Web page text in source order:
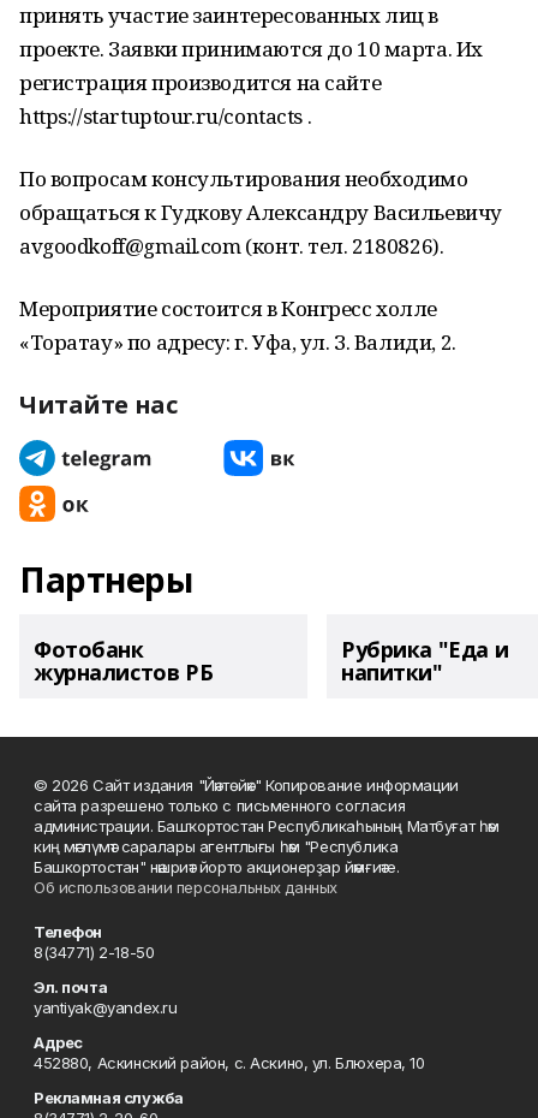
принять участие заинтересованных лиц в
проекте. Заявки принимаются до 10 марта. Их
регистрация производится на сайте
https://startuptour.ru/contacts .
По вопросам консультирования необходимо
обращаться к Гудкову Александру Васильевичу
avgoodkoff@gmail.com (конт. тел. 2180826).
Мероприятие состоится в Конгресс холле
«Торатау» по адресу: г. Уфа, ул. З. Валиди, 2.
Читайте нас
Партнеры
Фотобанк
журналистов РБ
Рубрика "Еда и
напитки"
© 2026 Сайт издания "Йәнтөйәк" Копирование информации
сайта разрешено только с письменного согласия
администрации. Башҡортостан Республикаһының Матбуғат һәм
киң мәғлүмәт саралары агентлығы һәм "Республика
Башкортостан" нәшриәт йорто акционерҙар йәмғиәте.
Об использовании персональных данных
Телефон
8(34771) 2-18-50
Эл. почта
yantiyak@yandex.ru
Адрес
452880, Аскинский район, с. Аскино, ул. Блюхера, 10
Рекламная служба